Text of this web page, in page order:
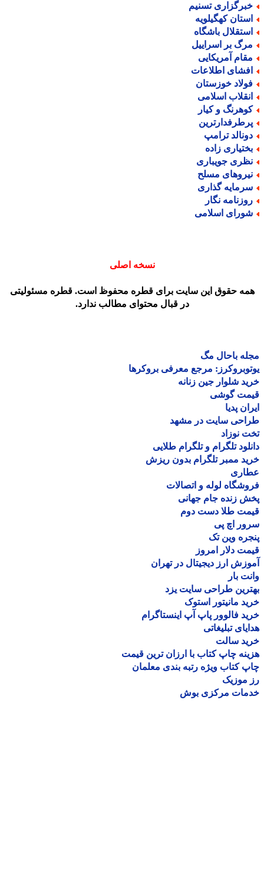
تسنیم
کهگیلویه
باشگاه
بر اسراییل
آمریکایی
اطلاعات
خوزستان
اسلامی
و کیار
ترامپ
زاده
جویباری
مسلح
گذاری
نگار
اسلامی
نسخه اصلی
حقوق این سایت برای قطره محفوظ است. قطره مسئولیتی
در قبال محتوای مطالب ندارد.
باحال مگ
مرجع معرفی بروکرها
شلوار جین زنانه
گوشی
پدیا
سایت در مشهد
نوزاد
تلگرام و تلگرام طلایی
ممبر تلگرام بدون ریزش
لوله و اتصالات
زنده جام جهانی
طلا دست دوم
اچ پی
وین تک
دلار امروز
ارز دیجیتال در تهران
بار
طراحی سایت یزد
مانیتور استوک
فالوور پاپ آپ اینستاگرام
تبلیغاتی
سالت
چاپ کتاب با ارزان ترین قیمت
کتاب ویژه رتبه بندی معلمان
موزیک
مرکزی بوش